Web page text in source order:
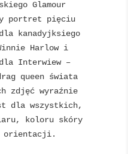
Glamour
portret pięciu
kanadyjksiego
Harlow i
Interwiew –
queen świata
zdjęć wyraźnie
dla wszystkich,
koloru skóry
orientacji.